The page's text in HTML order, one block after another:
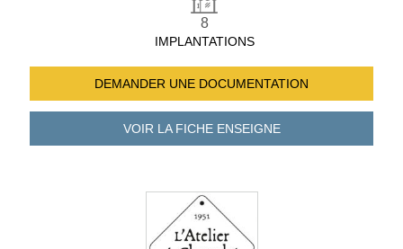
8
IMPLANTATIONS
DEMANDER UNE DOCUMENTATION
VOIR LA FICHEENSEIGNE